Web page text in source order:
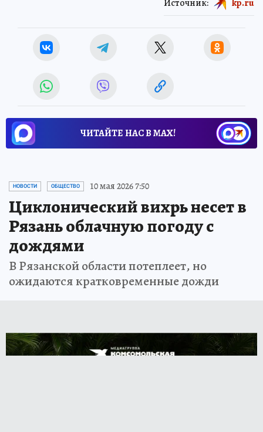
Источник: kp.ru
ЧИТАЙТЕ НАС В МАХ!
НОВОСТИ ОБЩЕСТВО 10 мая 2026 7:50
Циклонический вихрь несет в
Рязань облачную погоду с
дождями
В Рязанской области потеплеет, но
ожидаются кратковременные дожди